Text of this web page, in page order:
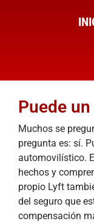
Puede
Muchos se
pregunta es: sí.
automovilístico.
hechos y
propio Lyft
del seguro que
compensación